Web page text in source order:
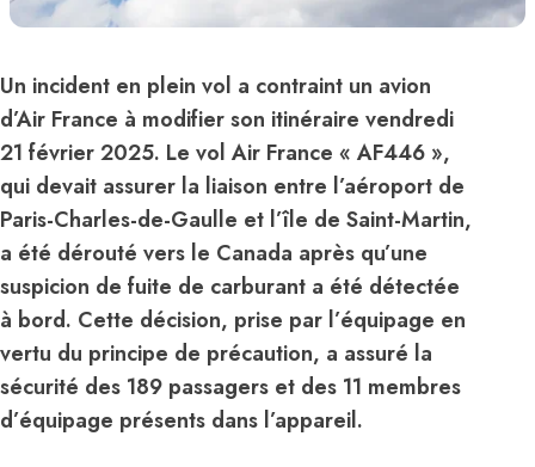
Un incident en plein vol a contraint un avion
d’Air France à modifier son itinéraire vendredi
21 février 2025. Le vol Air France « AF446 »,
qui devait assurer la liaison entre l’aéroport de
Paris-Charles-de-Gaulle et l’île de Saint-Martin,
a été dérouté vers le Canada après qu’une
suspicion de fuite de carburant a été détectée
à bord. Cette décision, prise par l’équipage en
vertu du principe de précaution, a assuré la
sécurité des 189 passagers et des 11 membres
d’équipage présents dans l’appareil.